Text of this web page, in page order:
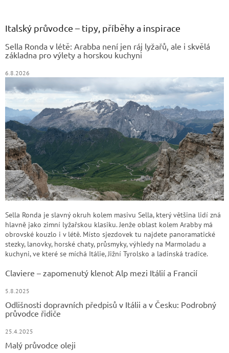
Italský průvodce – tipy, příběhy a inspirace
Sella Ronda v létě: Arabba není jen ráj lyžařů, ale i skvělá
základna pro výlety a horskou kuchyni
6.8.2026
Sella Ronda je slavný okruh kolem masivu Sella, který většina lidí zná
hlavně jako zimní lyžařskou klasiku. Jenže oblast kolem Arabby má
obrovské kouzlo i v létě. Místo sjezdovek tu najdete panoramatické
stezky, lanovky, horské chaty, průsmyky, výhledy na Marmoladu a
kuchyni, ve které se míchá Itálie, Jižní Tyrolsko a ladinská tradice.
Claviere – zapomenutý klenot Alp mezi Itálií a Francií
5.8.2025
Odlišnosti dopravních předpisů v Itálii a v Česku: Podrobný
průvodce řidiče
25.4.2025
Malý průvodce oleji